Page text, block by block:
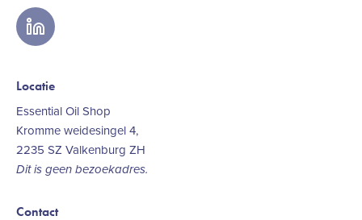
linkedin
Locatie
Essential Oil Shop
Kromme weidesingel 4,
2235 SZ Valkenburg ZH
Dit is geen bezoekadres.
Contact